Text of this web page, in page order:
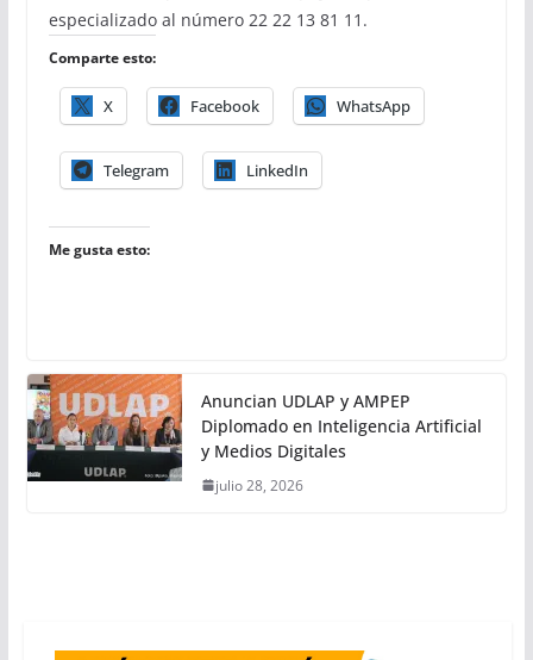
especializado al número 22 22 13 81 11.
Comparte esto:
X Facebook WhatsApp
Telegram LinkedIn
Me gusta esto:
Anuncian UDLAP y AMPEP
Diplomado en Inteligencia Artificial
y Medios Digitales
julio 28, 2026